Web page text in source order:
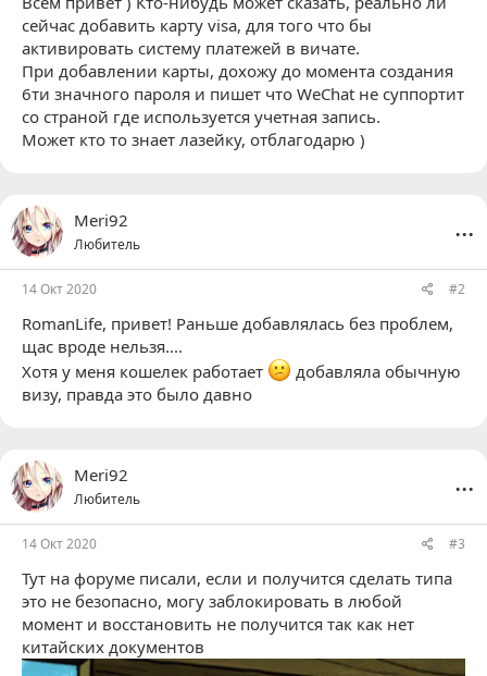
сейчас добавить карту visa, для того что бы
активировать систему платежей в вичате.
При добавлении карты, дохожу до момента создания
6ти значного пароля и пишет что WeChat не суппортит
со страной где используется учетная запись.
Может кто то знает лазейку, отблагодарю )
Meri92
Любитель
...
14 Окт 2020 #2
RomanLife, привет! Раньше добавлялась без проблем,
щас вроде нельзя....
Хотя у меня кошелек работает
добавляла обычную
визу, правда это было давно
Meri92
Любитель
...
14 Окт 2020 #3
Тут на форуме писали, если и получится сделать типа
это не безопасно, могу заблокировать в любой
момент и восстановить не получится так как нет
китайских документов